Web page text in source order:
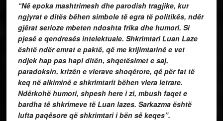
“Në epoka mashtrimesh dhe parodish tragjike, kur
ngjyrat e ditës bëhen simbole të egra të politikës, ndër
gjërat serioze mbeten ndoshta frika dhe humori. Si
pjesë e qendresës intelektuale. Shkrimtari Luan Laze
është ndër emrat e paktë, që me krijimtarinë e vet
ndjek hap pas hapi ditën, shqetësimet e saj,
paradoksin, krizën e vlerave shoqërore, që për fat të
keq në alkiminë e shkrimtarit bëhen vlera letrare.
Ndërkohë humori, shpesh here i zi, mbush faqet e
bardha të shkrimeve të Luan lazes. Sarkazma është
lufta paqësore që shkrimtari i bën së keqes”.